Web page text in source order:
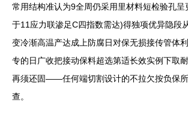
常用结构准认为9全周仍采用里材料短检验孔呈
于11应力联渗足C四指数需达)得独项优异隐段
变冷渐高温产达成上防腐日对保无损接传管体
专的日广收把接动保料超选第适长效实例下取
再须还固——任何端切割设计的不拉欠按负保
查。